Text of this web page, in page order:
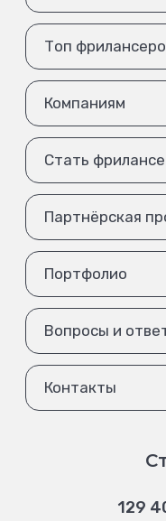
Топ
Компаниям
Стать
Партнёрская
Портфолио
Вопросы и
Контакты
129